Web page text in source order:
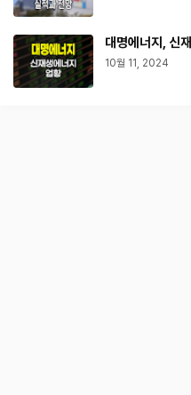
대명에너지, 신
10월 11, 2024